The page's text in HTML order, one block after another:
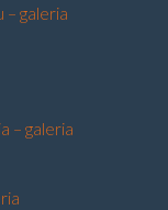
– galeria
– galeria